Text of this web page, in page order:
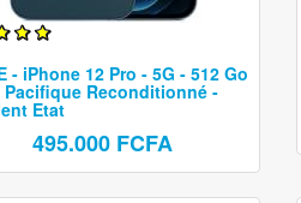
- iPhone 12 Pro - 5G - 512 Go
Pacifique Reconditionné -
Etat
495.000 FCFA